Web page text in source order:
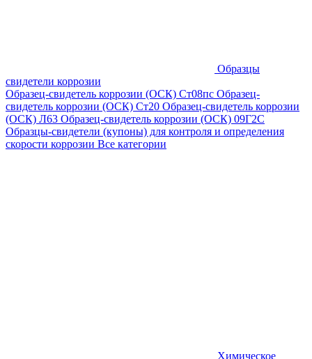
Образцы
свидетели коррозии
Образец-свидетель коррозии (ОСК) Ст08пс Образец-
свидетель коррозии (ОСК) Ст20 Образец-свидетель коррозии
(ОСК) Л63 Образец-свидетель коррозии (ОСК) 09Г2С
Образцы-свидетели (купоны) для контроля и определения
скорости коррозии Все категории
Химическое